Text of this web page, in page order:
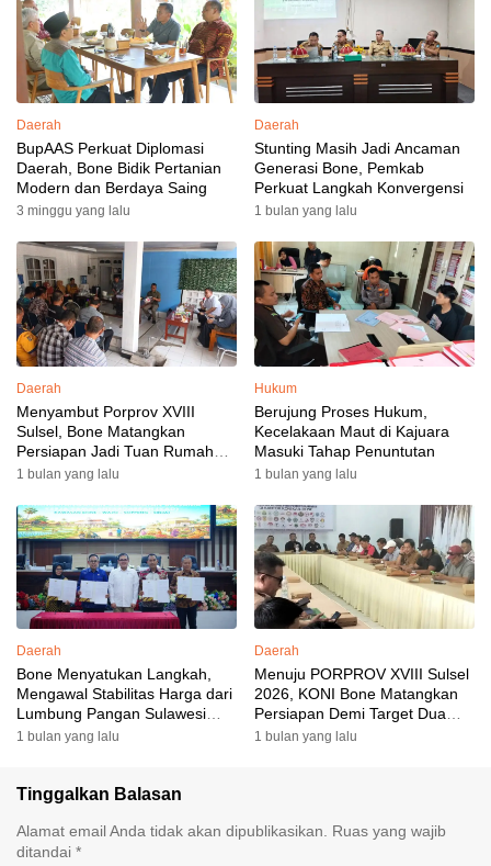
Daerah
BupAAS Perkuat Diplomasi
Daerah, Bone Bidik Pertanian
Modern dan Berdaya Saing
3 minggu yang lalu
Daerah
Stunting Masih Jadi Ancaman
Generasi Bone, Pemkab
Perkuat Langkah Konvergensi
1 bulan yang lalu
Daerah
Menyambut Porprov XVIII
Sulsel, Bone Matangkan
Persiapan Jadi Tuan Rumah
yang Berkesan: Wakil Bupati
Targetkan Venue dan
Akomodasi Rampung
1 bulan yang lalu
Hukum
Berujung Proses Hukum,
Kecelakaan Maut di Kajuara
Masuki Tahap Penuntutan
1 bulan yang lalu
Daerah
Bone Menyatukan Langkah,
Mengawal Stabilitas Harga dari
Lumbung Pangan Sulawesi
Selatan
1 bulan yang lalu
Daerah
Menuju PORPROV XVIII Sulsel
2026, KONI Bone Matangkan
Persiapan Demi Target Dua
Besar
1 bulan yang lalu
Tinggalkan Balasan
Alamat email Anda tidak akan dipublikasikan.
Ruas yang wajib
ditandai *